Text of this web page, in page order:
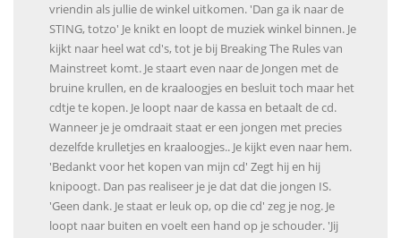
vriendin als jullie de winkel uitkomen. 'Dan ga ik naar de
STING, totzo' Je knikt en loopt de muziek winkel binnen. Je
kijkt naar heel wat cd's, tot je bij Breaking The Rules van
Mainstreet komt. Je staart even naar de Jongen met de
bruine krullen, en de kraaloogjes en besluit toch maar het
cdtje te kopen. Je loopt naar de kassa en betaalt de cd.
Wanneer je je omdraait staat er een jongen met precies
dezelfde krulletjes en kraaloogjes.. Je kijkt even naar hem.
'Bedankt voor het kopen van mijn cd' Zegt hij en hij
knipoogt. Dan pas realiseer je je dat dat die jongen IS.
'Geen dank. Je staat er leuk op, op die cd' zeg je nog. Je
loopt naar buiten en voelt een hand op je schouder. 'Jij